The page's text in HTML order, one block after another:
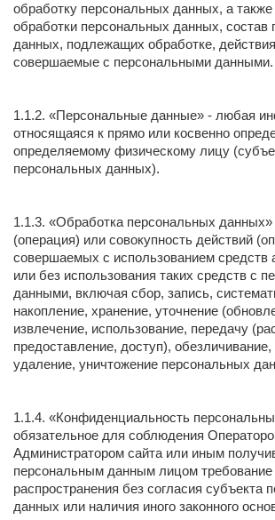
обработку персональных данных, а
обработки персональных данных, состав
данных, подлежащих обработке,
совершаемые с персональными данными.
1.1.2. «Персональные данные» - любая
относящаяся к прямо или косвенно
определяемому физическому лицу
персональных данных).
1.1.3. «Обработка персональных
(операция) или совокупность действий
совершаемых с использованием средств
или без использования таких средств с
данными, включая сбор, запись,
накопление, хранение, уточнение
извлечение, использование, передачу
предоставление, доступ), обезличивание,
удаление, уничтожение персональных
1.1.4. «Конфиденциальность
обязательное для соблюдения
Администратором сайта или иным
персональным данным лицом требование
распространения без согласия субъекта
данных или наличия иного законного